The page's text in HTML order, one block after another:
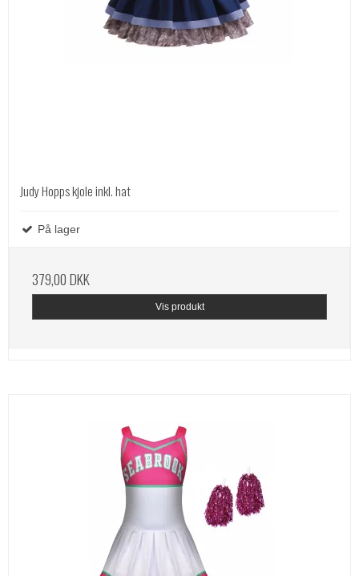
Judy Hopps kjole inkl. hat
På lager
379,00 DKK
Vis produkt